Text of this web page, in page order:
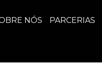
NÓS PARCERIAS